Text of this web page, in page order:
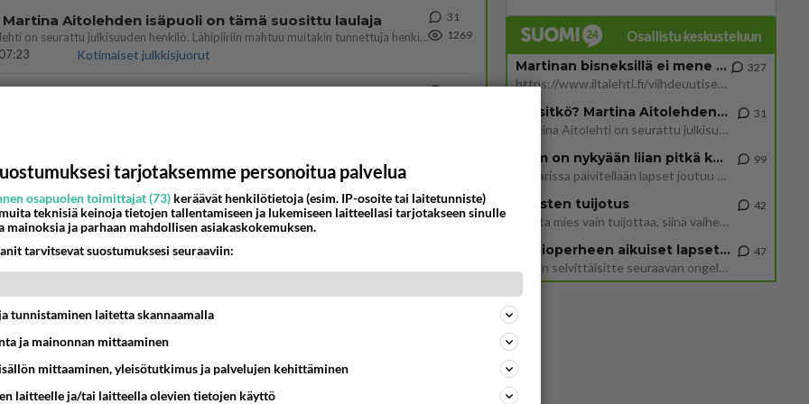
Aitolehden isäpuoli on tämä suosittu laulaja
Martina Aitolehti on seurattu julkisuuden henkilö. Lähipiiriin mahtuu muitakin tunnettuja henkilöitä. Tiesitkö, että Ma
Kotimaiset julkkisjuorut
31
1269
489
kaivattusi on tehnyt?
Ikävä
välit
tästä?
Ikävä
Ikävä
ymmärtänyt oikein?
Osallistu keskusteluun
Martinan bisneksillä ei mene hyvin
https://www.iltalehti.fi/viihdeuutiset/a/c46da6ab-340f-4790-aaa7-0865eed2336 Yrityksen konkurssihakemus on tullut kärä
327
Tiesitkö? Martina Aitolehden isäpuoli on tämä suosittu laulaja
Martina Aitolehti on seurattu julkisuuden henkilö. Lähipiiriin mahtuu muitakin tunnettuja henkilöitä. Tiesitkö, että Ma
31
2 km on nykyään liian pitkä koulumatka
Hesarissa päivitellään lapset joutuu nyt kulkemaan 2 km kouluun jösses. Ruostefillarilla tuo matka menee vaikka miten äk
99
Miesten tuijotus
Mutta mies vain tuijottaa, siinä vaiheessa käännän itse pään pois. Mikä juttu? Yleensä jos joku tuijottaa tai katsoo, hä
42
Uusioperheen aikuiset lapset tyhjentää jääkaapin käydessään
Miten selvittäisitte seuraavan ongelman, meillä on uusioperhe, minulla teini-ikäiset lapset ja puolisolla aikuiset, jotk
47
tarjotaksemme personoitua palvelua
osapuolen toimittajat (73) keräävät henkilötietoja (esim. IP-osoite tai laitetunniste)
teknisiä keinoja tietojen tallentamiseen ja lukemiseen laitteellasi tarjotakseen sinulle
ja parhaan mahdollisen asiakaskokemuksen.
tarvitsevat suostumuksesi seuraaviin:
tunnistaminen laitetta skannaamalla
ja mainonnan mittaaminen
mittaaminen, yleisötutkimus ja palvelujen kehittäminen
laitteelle ja/tai laitteella olevien tietojen käyttö